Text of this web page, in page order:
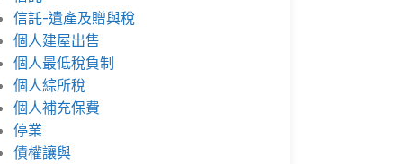
信託-遺產及贈與稅
個人建屋出售
個人最低稅負制
個人綜所稅
個人補充保費
停業
債權讓與